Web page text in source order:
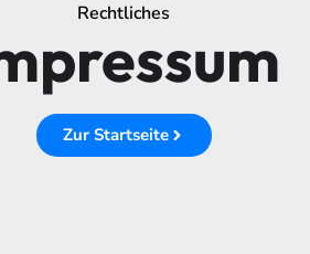
Rechtliches
Zur Startseite